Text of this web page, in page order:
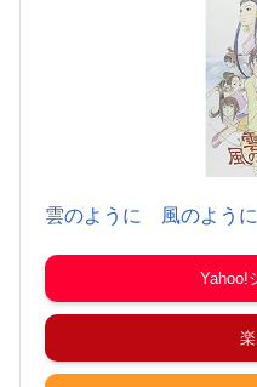
雲のように 風のように
Yahoo!